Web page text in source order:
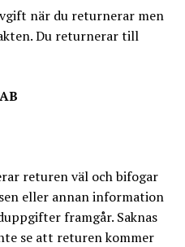
när du returnerar men
Du returnerar till
returen väl och bifogar
eller annan information
framgår. Saknas
se att returen kommer